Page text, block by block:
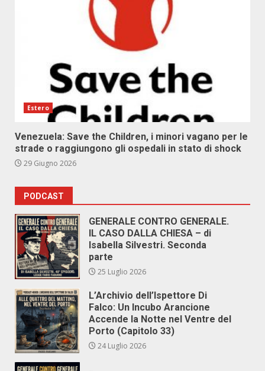
Estero
Venezuela: Save the Children, i minori vagano per le
strade o raggiungono gli ospedali in stato di shock
29 Giugno 2026
PODCAST
GENERALE CONTRO GENERALE.
IL CASO DALLA CHIESA – di
Isabella Silvestri. Seconda
parte
25 Luglio 2026
L’Archivio dell’Ispettore Di
Falco: Un Incubo Arancione
Accende la Notte nel Ventre del
Porto (Capitolo 33)
24 Luglio 2026